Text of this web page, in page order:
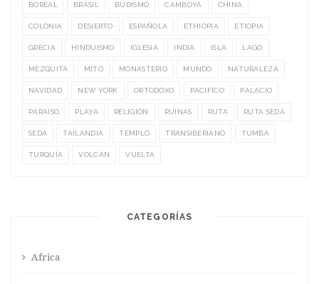
BOREAL BRASIL BUDISMO CAMBOYA CHINA
COLONIA DESIERTO ESPAÑOLA ETHIOPIA ETIOPIA
GRECIA HINDUISMO IGLESIA INDIA ISLA LAGO
MEZQUITA MITO MONASTERIO MUNDO NATURALEZA
NAVIDAD NEW YORK ORTODOXO PACIFICO PALACIO
PARAISO PLAYA RELIGIÓN RUINAS RUTA RUTA SEDA
SEDA TAILANDIA TEMPLO TRANSIBERIANO TUMBA
TURQUÍA VOLCÁN VUELTA
CATEGORÍAS
Africa